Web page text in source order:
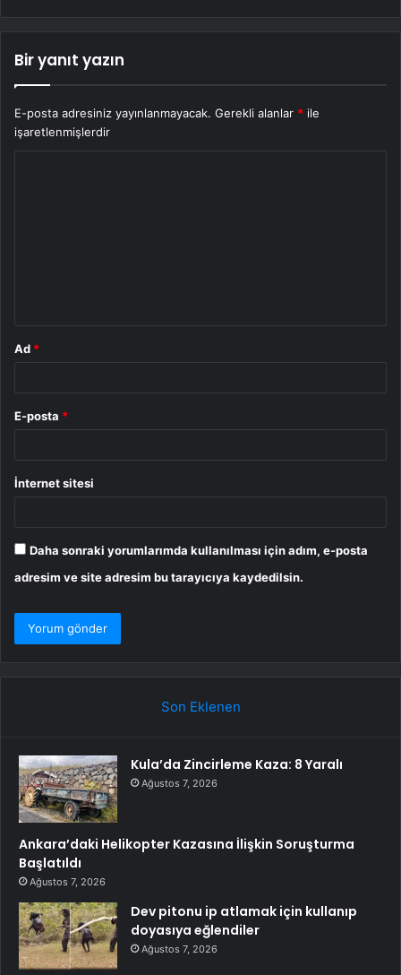
Bir yanıt yazın
E-posta adresiniz yayınlanmayacak. Gerekli alanlar * ile
işaretlenmişlerdir
Ad *
E-posta *
İnternet sitesi
Daha sonraki yorumlarımda kullanılması için adım, e-posta
adresim ve site adresim bu tarayıcıya kaydedilsin.
Son Eklenen
Kula’da Zincirleme Kaza: 8 Yaralı
Ağustos 7, 2026
Ankara’daki Helikopter Kazasına İlişkin Soruşturma
Başlatıldı
Ağustos 7, 2026
Dev pitonu ip atlamak için kullanıp
doyasıya eğlendiler
Ağustos 7, 2026